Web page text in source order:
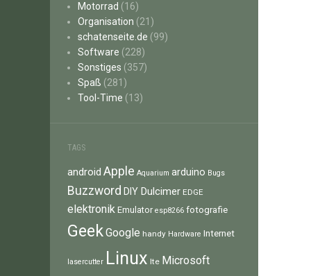
Motorrad (16)
Organisation (21)
schatenseite.de (99)
Software (228)
Sonstiges (357)
Spaß (281)
Tool-Time (13)
TAGS
android Apple Aquarium arduino Bugs
Buzzword DIY Dulcimer EDGE
elektronik Emulator esp8266 fotografie
GeekGoogle handy Hardware Internet
lasercutter Linux lte Microsoft